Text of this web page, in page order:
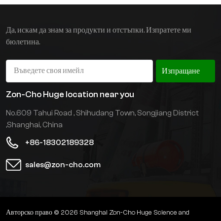
кг-3000 кг, височината
персонализира и е
голям капацитет. Може да
бъде оборудван с литиева
батерия със система за
отопление на батерията,
студено съхранение.
Да, искам да знам за продукти и отстъпки. Изпратете ми
бюлетина.
Изпращане
Zon-Cho Huge location near you
No.609 Tahui Road , Shihudang Town, Songjiang District
,Shanghai, China
+86-18302189328
sales@zon-cho.com
Авторско право © 2026 Shanghai Zon-Cho Huge Science and